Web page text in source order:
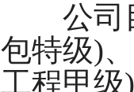
公司目
包特级)
工程甲级